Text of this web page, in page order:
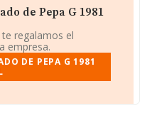
de Pepa G 1981
regalamos el
empresa.
DE PEPA G 1981